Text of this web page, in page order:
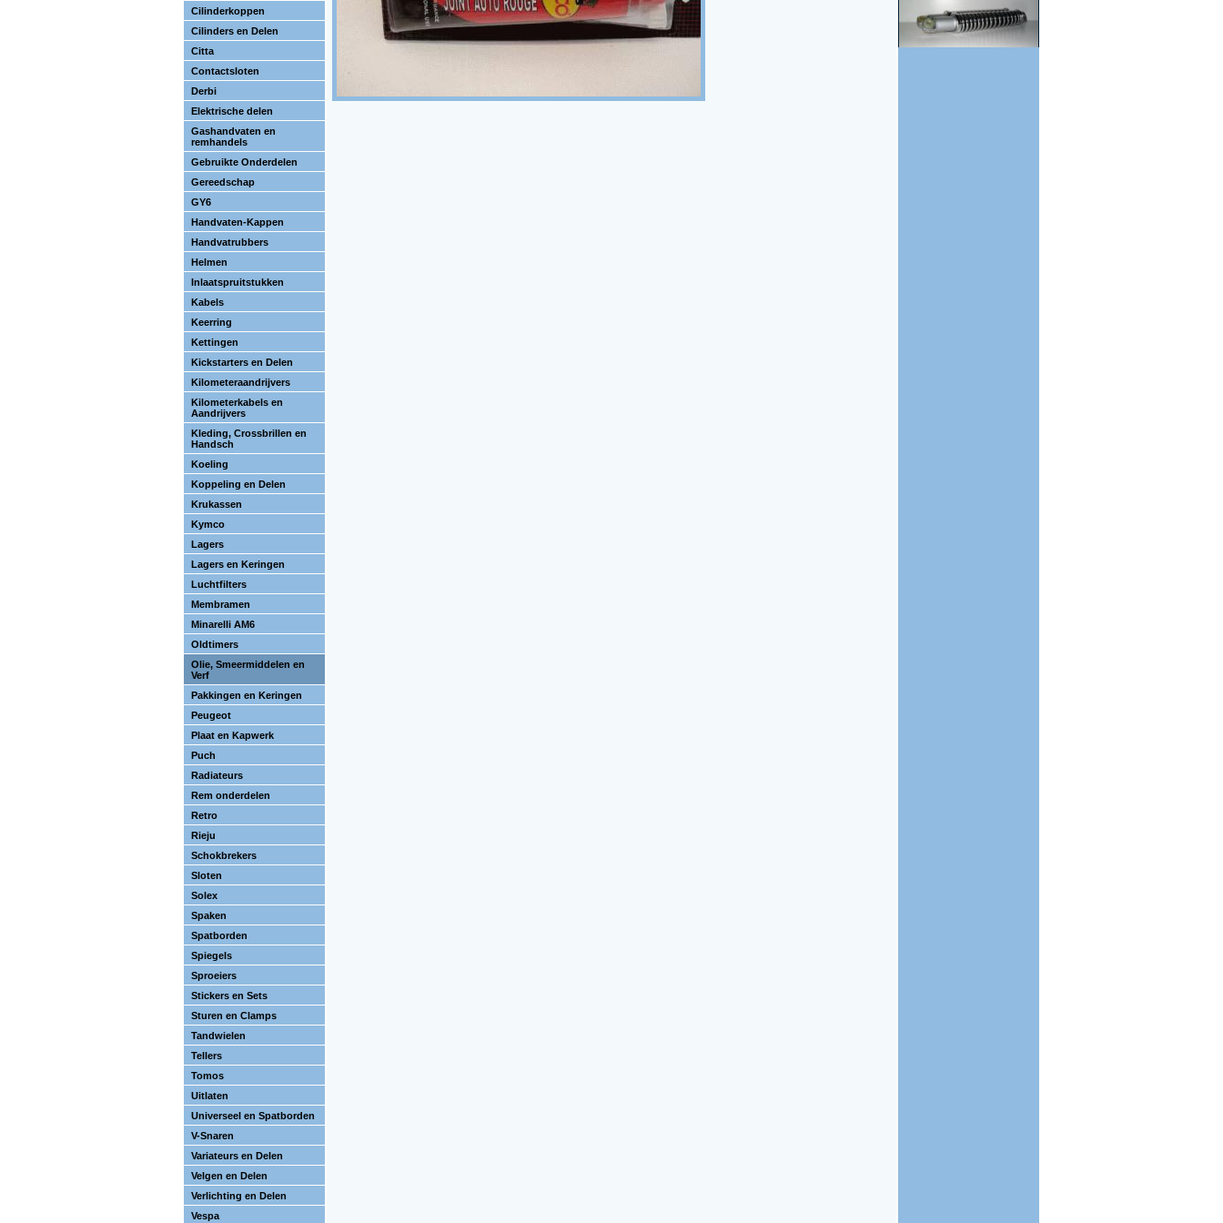
Cilinderkoppen
Cilinders en Delen
Citta
Contactsloten
Derbi
Elektrische delen
Gashandvaten en
remhandels
Gebruikte Onderdelen
Gereedschap
GY6
Handvaten-Kappen
Handvatrubbers
Helmen
Inlaatspruitstukken
Kabels
Keerring
Kettingen
Kickstarters en Delen
Kilometeraandrijvers
Kilometerkabels en
Aandrijvers
Kleding, Crossbrillen en
Handsch
Koeling
Koppeling en Delen
Krukassen
Kymco
Lagers
Lagers en Keringen
Luchtfilters
Membramen
Minarelli AM6
Oldtimers
Olie, Smeermiddelen en
Verf
Pakkingen en Keringen
Peugeot
Plaat en Kapwerk
Puch
Radiateurs
Rem onderdelen
Retro
Rieju
Schokbrekers
Sloten
Solex
Spaken
Spatborden
Spiegels
Sproeiers
Stickers en Sets
Sturen en Clamps
Tandwielen
Tellers
Tomos
Uitlaten
Universeel en Spatborden
V-Snaren
Variateurs en Delen
Velgen en Delen
Verlichting en Delen
Vespa